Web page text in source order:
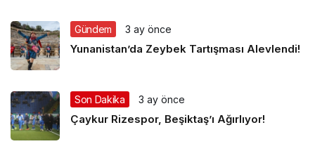
Gündem 3 ay önce
Yunanistan’da Zeybek Tartışması Alevlendi!
Son Dakika 3 ay önce
Çaykur Rizespor, Beşiktaş’ı Ağırlıyor!